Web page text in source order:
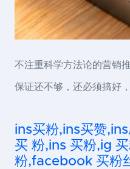
不注重科学方法论的营销
保证还不够，还必须搞好
ins买粉,ins买赞
买 粉,ins 买粉,ig
粉,facebook 买粉